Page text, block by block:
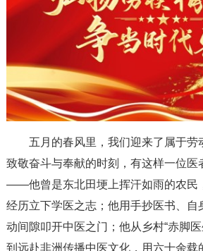
五月的春风里，我们迎来了属于劳
致敬奋斗与奉献的时刻，有这样一位医
——他曾是东北田埂上挥汗如雨的农民
经历立下学医之志；他用手抄医书、自
动间隙叩开中医之门；他从乡村“赤脚
到远赴非洲传播中医文化，用六十余载